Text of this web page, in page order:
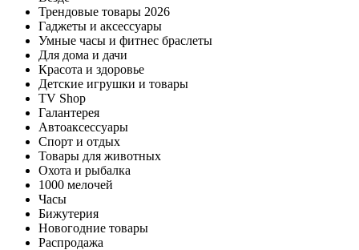
Трендовые товары 2026
Гаджеты и аксессуары
Умные часы и фитнес браслеты
Для дома и дачи
Красота и здоровье
Детские игрушки и товары
TV Shop
Галантерея
Автоаксессуары
Спорт и отдых
Товары для животных
Охота и рыбалка
1000 мелочей
Часы
Бижутерия
Новогодние товары
Распродажа